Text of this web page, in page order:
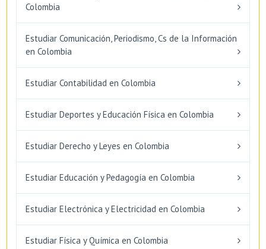
Colombia
Estudiar Comunicación, Periodismo, Cs de la Información
en Colombia
Estudiar Contabilidad en Colombia
Estudiar Deportes y Educación Física en Colombia
Estudiar Derecho y Leyes en Colombia
Estudiar Educación y Pedagogía en Colombia
Estudiar Electrónica y Electricidad en Colombia
Estudiar Física y Química en Colombia